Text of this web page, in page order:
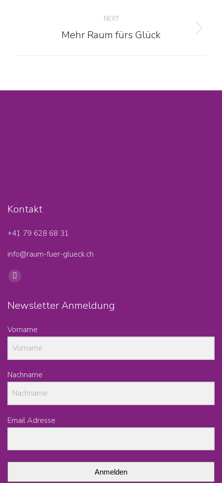
NEXT
Next
Mehr Raum fürs Glück
Kontakt
+41 79 628 68 31‬
info@raum-fuer-glueck.ch
Find us on:
Facebook
opens
new
window
Newsletter Anmeldung
Vorname
Nachname
Email Adresse
Anmelden